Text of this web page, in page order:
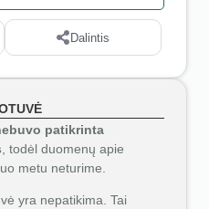
Dalintis
patikrinta
, todėl duomenų apie
metu neturime.
yra nepatikima. Tai